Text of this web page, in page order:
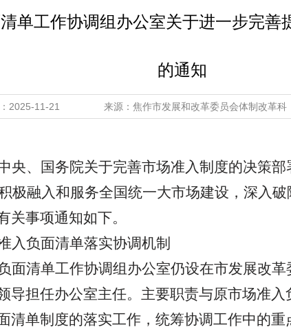
单工作协调组办公室关于进一步完善
的通知
：2025-11-21 来源：焦作市发展和改革委员会体制改
央、国务院关于完善市场准入制度的决策部
极融入和服务全国统一大市场建设，深入破
关事项通知如下。
入负面清单落实协调机制
面清单工作协调组办公室仍设在市发展改
导担任办公室主任。主要职责与原市场准
清单制度的落实工作，统筹协调工作中的